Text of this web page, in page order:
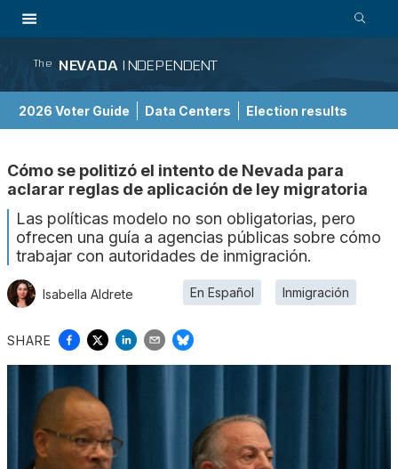
The NEVADA INDEPENDENT
2026 Voter Guide Data Centers Election results
Cómo se politizó el intento de Nevada para
aclarar reglas de aplicación de ley migratoria
Las políticas modelo no son obligatorias, pero
ofrecen una guía a agencias públicas sobre cómo
trabajar con autoridades de inmigración.
Isabella Aldrete En Español Inmigración
SHARE